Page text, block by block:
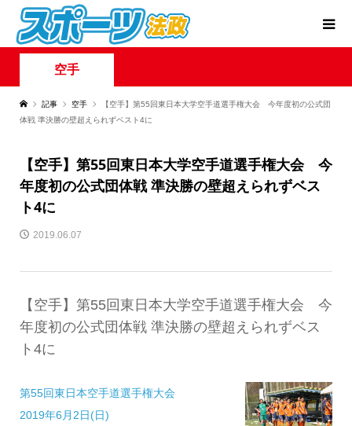
空手
記事 空手
【空手】第55回東日本大学空手道選手権大会 今年度初の公式団
体戦 準決勝の壁超えられずベスト4に
【空手】第55回東日本大学空手道選手権大会 今
年度初の公式団体戦 準決勝の壁超えられずベス
ト4に
2019.06.07
【空手】第55回東日本大学空手道選手権大会 今
年度初の公式団体戦 準決勝の壁超えられずベス
ト4に
第55回東日本空手道選手権大会
2019年6月2日(日)